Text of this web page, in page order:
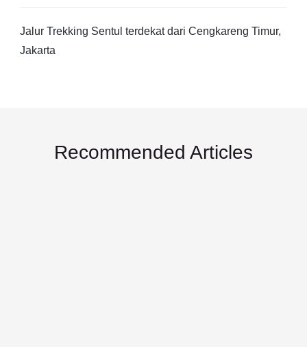
Jalur Trekking Sentul terdekat dari Cengkareng Timur,
Jakarta
Recommended Articles